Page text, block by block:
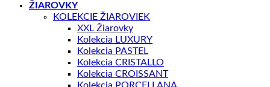
ŽIAROVKY
KOLEKCIE ŽIAROVIEK
XXL Žiarovky
Kolekcia LUXURY
Kolekcia PASTEL
Kolekcia CRISTALLO
Kolekcia CROISSANT